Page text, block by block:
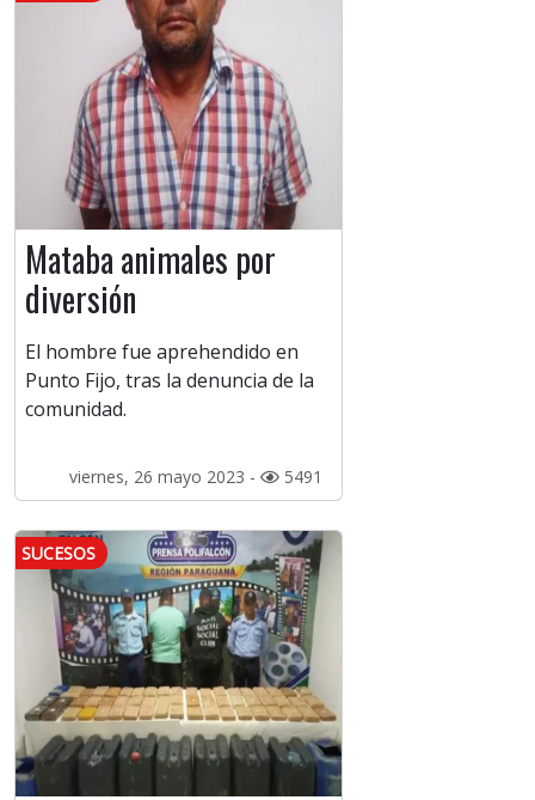
Mataba animales por
diversión
El hombre fue aprehendido en
Punto Fijo, tras la denuncia de la
comunidad.
viernes, 26 mayo 2023 - 5491
SUCESOS